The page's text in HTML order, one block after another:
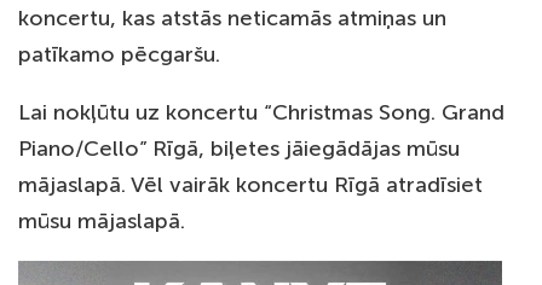
koncertu, kas atstās neticamās atmiņas un
patīkamo pēcgaršu.
Lai nokļūtu uz koncertu “Christmas Song. Grand
Piano/Cello” Rīgā, biļetes jāiegādājas mūsu
mājaslapā. Vēl vairāk koncertu Rīgā atradīsiet
mūsu mājaslapā.